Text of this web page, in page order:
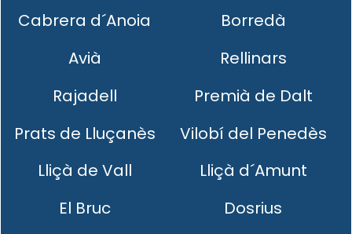
Cabrera d´Anoia
Borredà
Avià
Rellinars
Rajadell
Premià de Dalt
Prats de Lluçanès
Vilobí del Penedès
Lliçà de Vall
Lliçà d´Amunt
El Bruc
Dosrius